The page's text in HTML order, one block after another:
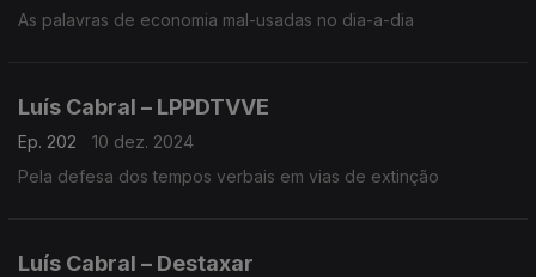
As palavras de economia mal-usadas no dia-a-dia
Luís Cabral – LPPDTVVE
Ep. 202
10 dez. 2024
Pela defesa dos tempos verbais em vias de extinção
Luís Cabral – Destaxar